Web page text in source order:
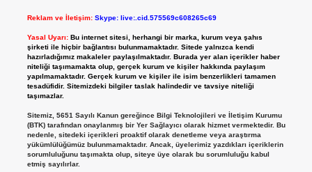
Reklam ve İletişim: Skype: live:.cid.575569c608265c69
Yasal Uyarı: Bu internet sitesi, herhangi bir marka, kurum veya şahıs
şirketi ile hiçbir bağlantısı bulunmamaktadır. Sitede yalnızca kendi
hazırladığımız makaleler paylaşılmaktadır. Burada yer alan içerikler haber
niteliği taşımamakta olup, gerçek kurum ve kişiler hakkında paylaşım
yapılmamaktadır. Gerçek kurum ve kişiler ile isim benzerlikleri tamamen
tesadüfidir. Sitemizdeki bilgiler taslak halindedir ve tavsiye niteliği
taşımazlar.
Sitemiz, 5651 Sayılı Kanun gereğince Bilgi Teknolojileri ve İletişim Kurumu
(BTK) tarafından onaylanmış bir Yer Sağlayıcı olarak hizmet vermektedir. Bu
nedenle, sitedeki içerikleri proaktif olarak denetleme veya araştırma
yükümlülüğümüz bulunmamaktadır. Ancak, üyelerimiz yazdıkları içeriklerin
sorumluluğunu taşımakta olup, siteye üye olarak bu sorumluluğu kabul
etmiş sayılırlar.